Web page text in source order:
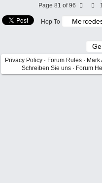
Page 81 of 96
Hop To
Privacy Policy · Forum Rules · Mark
Schreiben Sie uns · Forum